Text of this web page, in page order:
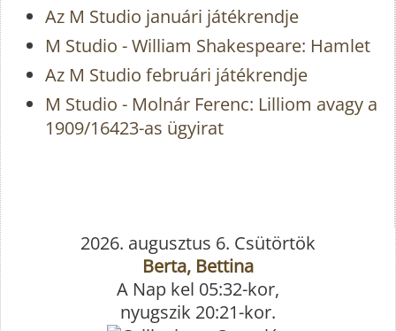
Az M Studio januári játékrendje
M Studio - William Shakespeare: Hamlet
Az M Studio februári játékrendje
M Studio - Molnár Ferenc: Lilliom avagy a
1909/16423-as ügyirat
2026. augusztus 6. Csütörtök
Berta, Bettina
A Nap kel 05:32-kor,
nyugszik 20:21-kor.